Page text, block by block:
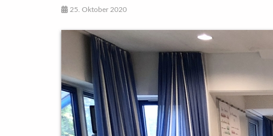
25. Oktober 2020